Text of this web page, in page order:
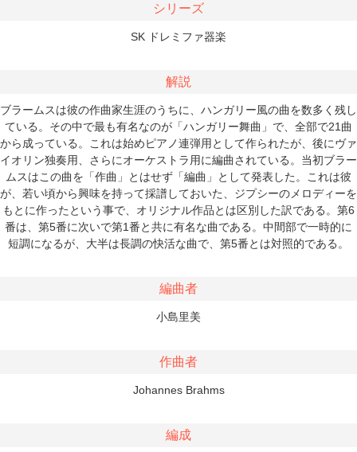
シリーズ
SK ドレミファ器楽
解説
ブラームスは彼の作曲家生涯のうちに、ハンガリー風の曲を数多く残し
ている。その中で最も有名なのが「ハンガリー舞曲」で、全部で21曲
から成っている。これは始めピアノ連弾用として作られたが、後にヴァ
イオリン独奏用、さらにオーケストラ用に編曲されている。当初ブラー
ムスはこの曲を「作曲」とはせず「編曲」として発表した。これは彼
が、若い頃から興味を持って採譜しておいた、ジプシーのメロディーを
もとに作ったという事で、オリジナル作品とは区別した訳である。第6
番は、第5番に次いで第1番と共に有名な曲である。中間部で一時的に
短調になるが、大半は長調の快活な曲で、第5番とは対照的である。
編曲者
小島里美
作曲者
Johannes Brahms
編成